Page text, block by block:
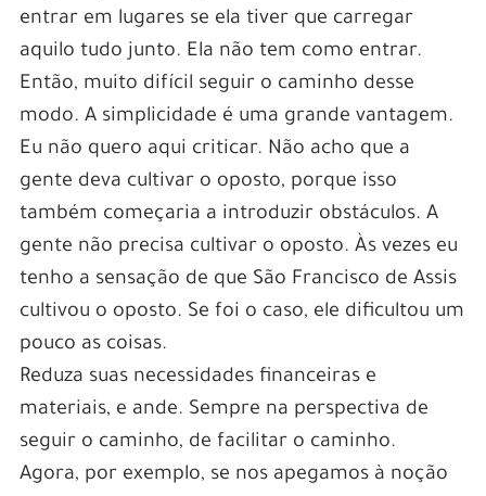
entrar em lugares se ela tiver que carregar
aquilo tudo junto. Ela não tem como entrar.
Então, muito difícil seguir o caminho desse
modo. A simplicidade é uma grande vantagem.
Eu não quero aqui criticar. Não acho que a
gente deva cultivar o oposto, porque isso
também começaria a introduzir obstáculos. A
gente não precisa cultivar o oposto. Às vezes eu
tenho a sensação de que São Francisco de Assis
cultivou o oposto. Se foi o caso, ele dificultou um
pouco as coisas.
Reduza suas necessidades financeiras e
materiais, e ande. Sempre na perspectiva de
seguir o caminho, de facilitar o caminho.
Agora, por exemplo, se nos apegamos à noção